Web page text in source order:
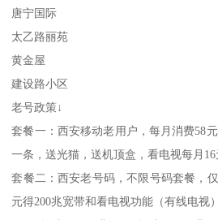
唐宁国际
太乙路丽苑
黄金屋
建设路小区
老号政策↓
套餐一：西安移动老用户，每月消费58
一条，送光猫，送机顶盒，看电视每月16
套餐二：西安老号码，不限号码套餐，
元得200兆宽带和看电视功能（有线电视）